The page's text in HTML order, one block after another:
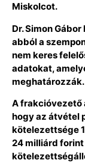
Miskolcot.
Dr. Simon
abból a
nem keres
adatokat,
meghatározzák.
A frakcióvezető
hogy az átvétel
kötelezettsége
24 milliárd